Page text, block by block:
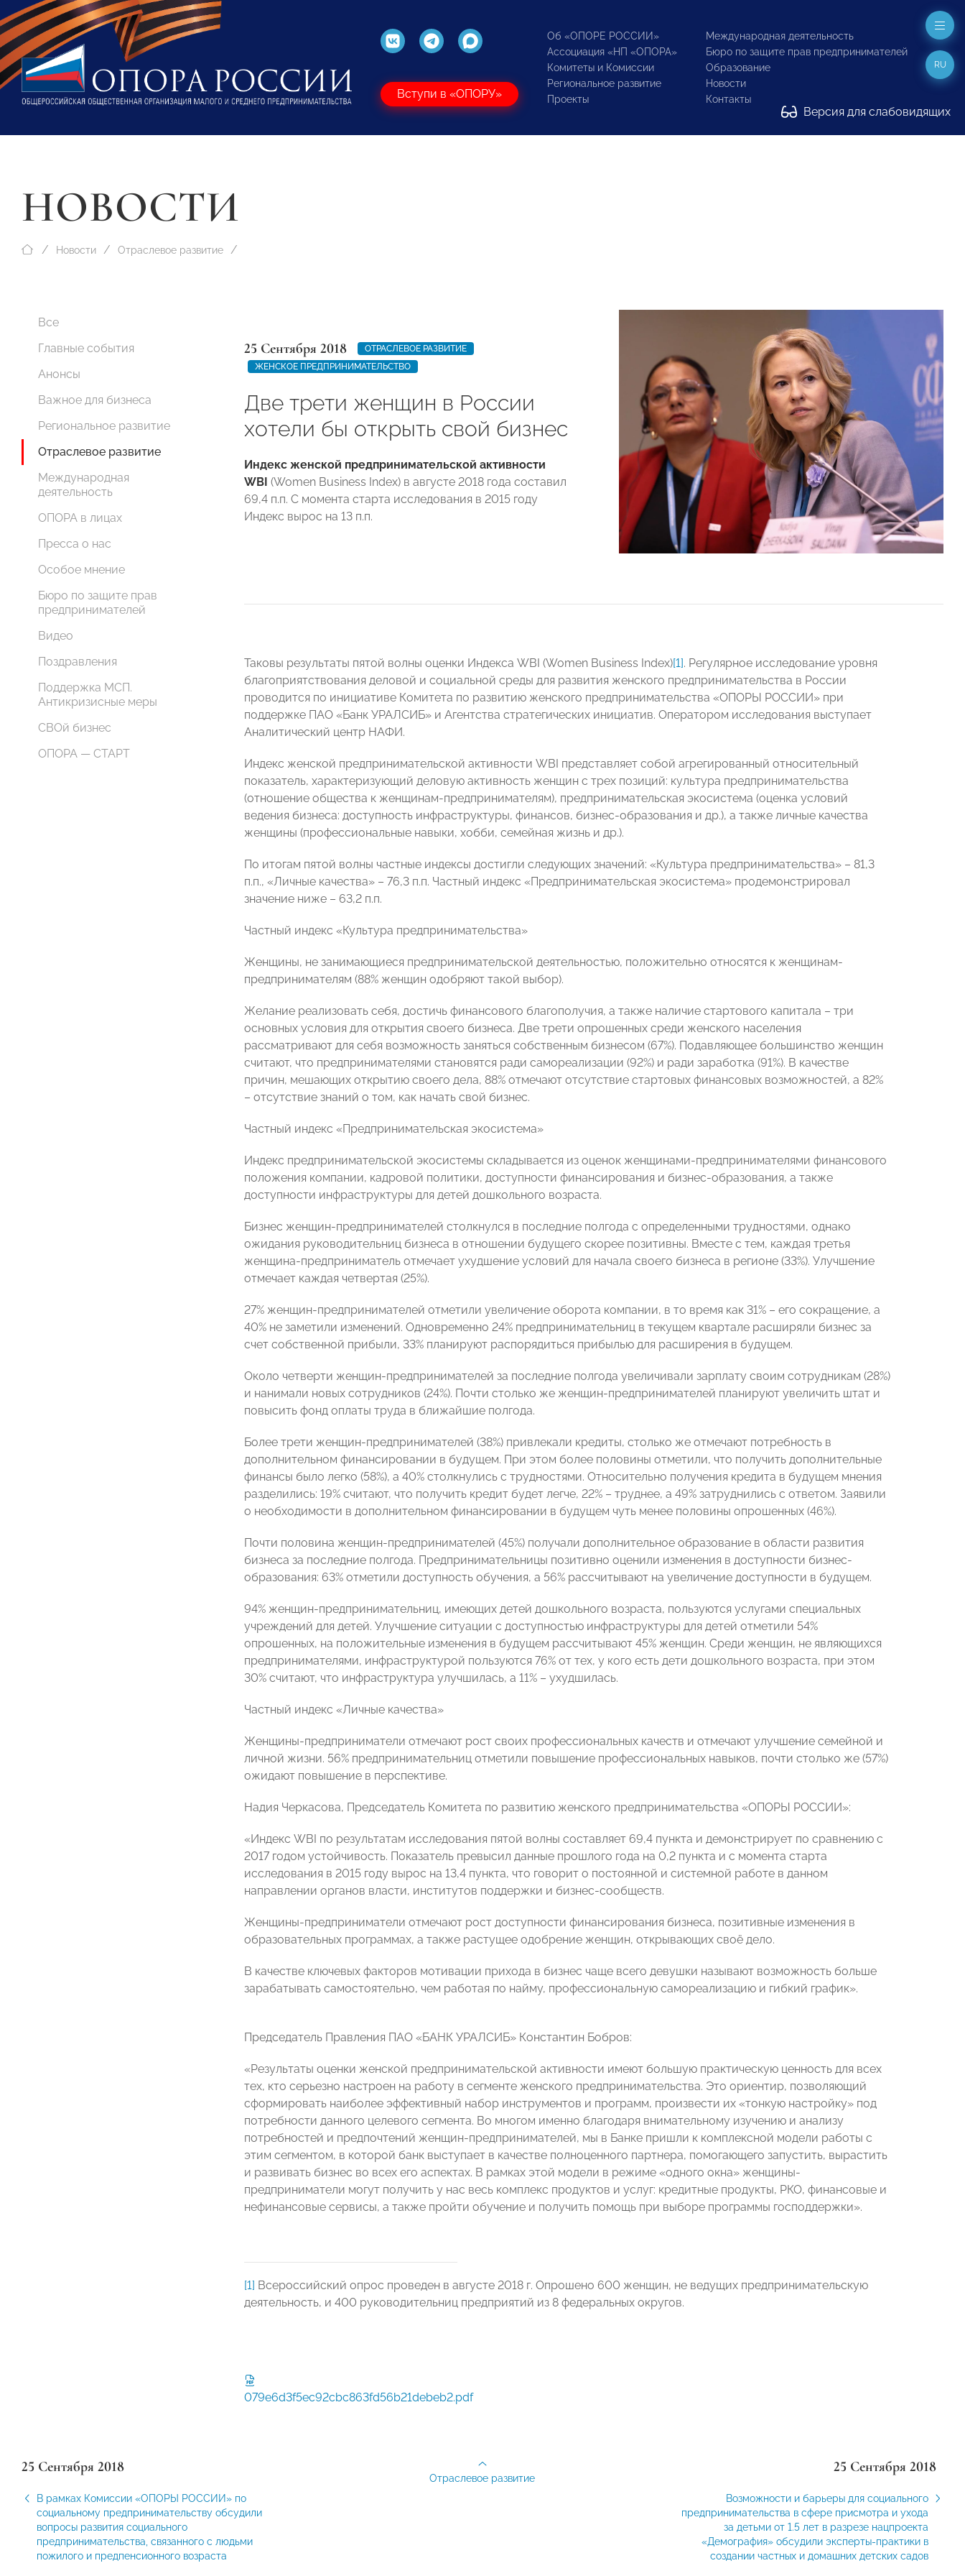
Вступи в «ОПОРУ»
Об «ОПОРЕ РОССИИ»
Ассоциация «НП «ОПОРА»
Комитеты и Комиссии
Региональное развитие
Проекты
Международная деятельность
Бюро по защите прав предпринимателей
Образование
Новости
Контакты
Версия для слабовидящих
RU
НОВОСТИ
Новости Отраслевое развитие
Все
Главные события
Анонсы
Важное для бизнеса
Региональное развитие
Отраслевое развитие
Международная
деятельность
ОПОРА в лицах
Пресса о нас
Особое мнение
Бюро по защите прав
предпринимателей
Видео
Поздравления
Поддержка МСП.
Антикризисные меры
СВОй бизнес
ОПОРА — СТАРТ
25 Сентября 2018
ОТРАСЛЕВОЕ РАЗВИТИЕ
ЖЕНСКОЕ ПРЕДПРИНИМАТЕЛЬСТВО
Две трети женщин в России
хотели бы открыть свой бизнес
Индекс женской предпринимательской активности
WBI (Women Business Index) в августе 2018 года составил
69,4 п.п. С момента старта исследования в 2015 году
Индекс вырос на 13 п.п.
Таковы результаты пятой волны оценки Индекса WBI (Women Business Index)[1]. Регулярное исследование уровня
благоприятствования деловой и социальной среды для развития женского предпринимательства в России
проводится по инициативе Комитета по развитию женского предпринимательства «ОПОРЫ РОССИИ» при
поддержке ПАО «Банк УРАЛСИБ» и Агентства стратегических инициатив. Оператором исследования выступает
Аналитический центр НАФИ.
Индекс женской предпринимательской активности WBI представляет собой агрегированный относительный
показатель, характеризующий деловую активность женщин с трех позиций: культура предпринимательства
(отношение общества к женщинам-предпринимателям), предпринимательская экосистема (оценка условий
ведения бизнеса: доступность инфраструктуры, финансов, бизнес-образования и др.), а также личные качества
женщины (профессиональные навыки, хобби, семейная жизнь и др.).
По итогам пятой волны частные индексы достигли следующих значений: «Культура предпринимательства» – 81,3
п.п., «Личные качества» – 76,3 п.п. Частный индекс «Предпринимательская экосистема» продемонстрировал
значение ниже – 63,2 п.п.
Частный индекс «Культура предпринимательства»
Женщины, не занимающиеся предпринимательской деятельностью, положительно относятся к женщинам-
предпринимателям (88% женщин одобряют такой выбор).
Желание реализовать себя, достичь финансового благополучия, а также наличие стартового капитала – три
основных условия для открытия своего бизнеса. Две трети опрошенных среди женского населения
рассматривают для себя возможность заняться собственным бизнесом (67%). Подавляющее большинство женщин
считают, что предпринимателями становятся ради самореализации (92%) и ради заработка (91%). В качестве
причин, мешающих открытию своего дела, 88% отмечают отсутствие стартовых финансовых возможностей, а 82%
– отсутствие знаний о том, как начать свой бизнес.
Частный индекс «Предпринимательская экосистема»
Индекс предпринимательской экосистемы складывается из оценок женщинами-предпринимателями финансового
положения компании, кадровой политики, доступности финансирования и бизнес-образования, а также
доступности инфраструктуры для детей дошкольного возраста.
Бизнес женщин-предпринимателей столкнулся в последние полгода с определенными трудностями, однако
ожидания руководительниц бизнеса в отношении будущего скорее позитивны. Вместе с тем, каждая третья
женщина-предприниматель отмечает ухудшение условий для начала своего бизнеса в регионе (33%). Улучшение
отмечает каждая четвертая (25%).
27% женщин-предпринимателей отметили увеличение оборота компании, в то время как 31% – его сокращение, а
40% не заметили изменений. Одновременно 24% предпринимательниц в текущем квартале расширяли бизнес за
счет собственной прибыли, 33% планируют распорядиться прибылью для расширения в будущем.
Около четверти женщин-предпринимателей за последние полгода увеличивали зарплату своим сотрудникам (28%)
и нанимали новых сотрудников (24%). Почти столько же женщин-предпринимателей планируют увеличить штат и
повысить фонд оплаты труда в ближайшие полгода.
Более трети женщин-предпринимателей (38%) привлекали кредиты, столько же отмечают потребность в
дополнительном финансировании в будущем. При этом более половины отметили, что получить дополнительные
финансы было легко (58%), а 40% столкнулись с трудностями. Относительно получения кредита в будущем мнения
разделились: 19% считают, что получить кредит будет легче, 22% – труднее, а 49% затруднились с ответом. Заявили
о необходимости в дополнительном финансировании в будущем чуть менее половины опрошенных (46%).
Почти половина женщин-предпринимателей (45%) получали дополнительное образование в области развития
бизнеса за последние полгода. Предпринимательницы позитивно оценили изменения в доступности бизнес-
образования: 63% отметили доступность обучения, а 56% рассчитывают на увеличение доступности в будущем.
94% женщин-предпринимательниц, имеющих детей дошкольного возраста, пользуются услугами специальных
учреждений для детей. Улучшение ситуации с доступностью инфраструктуры для детей отметили 54%
опрошенных, на положительные изменения в будущем рассчитывают 45% женщин. Среди женщин, не являющихся
предпринимателями, инфраструктурой пользуются 76% от тех, у кого есть дети дошкольного возраста, при этом
30% считают, что инфраструктура улучшилась, а 11% – ухудшилась.
Частный индекс «Личные качества»
Женщины-предприниматели отмечают рост своих профессиональных качеств и отмечают улучшение семейной и
личной жизни. 56% предпринимательниц отметили повышение профессиональных навыков, почти столько же (57%)
ожидают повышение в перспективе.
Надия Черкасова, Председатель Комитета по развитию женского предпринимательства «ОПОРЫ РОССИИ»:
«Индекс WBI по результатам исследования пятой волны составляет 69,4 пункта и демонстрирует по сравнению с
2017 годом устойчивость. Показатель превысил данные прошлого года на 0,2 пункта и с момента старта
исследования в 2015 году вырос на 13,4 пункта, что говорит о постоянной и системной работe в данном
направлении органов власти, институтов поддержки и бизнес-сообществ.
Женщины-предприниматели отмечают рост доступности финансирования бизнеса, позитивные изменения в
образовательных программах, а также растущее одобрение женщин, открывающих своё дело.
В качестве ключевых факторов мотивации прихода в бизнес чаще всего девушки называют возможность больше
зарабатывать самостоятельно, чем работая по найму, профессиональную самореализацию и гибкий график».
Председатель Правления ПАО «БАНК УРАЛСИБ» Константин Бобров:
«Результаты оценки женской предпринимательской активности имеют большую практическую ценность для всех
тех, кто серьезно настроен на работу в сегменте женского предпринимательства. Это ориентир, позволяющий
сформировать наиболее эффективный набор инструментов и программ, произвести их «тонкую настройку» под
потребности данного целевого сегмента. Во многом именно благодаря внимательному изучению и анализу
потребностей и предпочтений женщин-предпринимателей, мы в Банке пришли к комплексной модели работы с
этим сегментом, в которой банк выступает в качестве полноценного партнера, помогающего запустить, вырастить
и развивать бизнес во всех его аспектах. В рамках этой модели в режиме «одного окна» женщины-
предприниматели могут получить у нас весь комплекс продуктов и услуг: кредитные продукты, РКО, финансовые и
нефинансовые сервисы, а также пройти обучение и получить помощь при выборе программы господдержки».
[1] Всероссийский опрос проведен в августе 2018 г. Опрошено 600 женщин, не ведущих предпринимательскую
деятельность, и 400 руководительниц предприятий из 8 федеральных округов.
079e6d3f5ec92cbc863fd56b21debeb2.pdf
25 Сентября 2018
В рамках Комиссии «ОПОРЫ РОССИИ» по
социальному предпринимательству обсудили
вопросы развития социального
предпринимательства, связанного с людьми
пожилого и предпенсионного возраста
25 Сентября 2018
Возможности и барьеры для социального
предпринимательства в сфере присмотра и ухода
за детьми от 1.5 лет в разрезе нацпроекта
«Демография» обсудили эксперты-практики в
создании частных и домашних детских садов
Отраслевое развитие